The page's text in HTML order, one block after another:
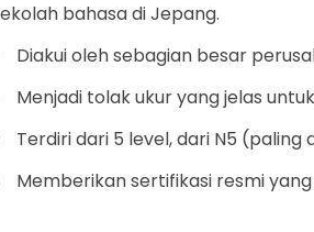
bahasa di Jepang.
Diakui oleh sebagian besar
Menjadi tolak ukur yang jelas
Terdiri dari 5 level, dari N5 (paling
Memberikan sertifikasi resmi